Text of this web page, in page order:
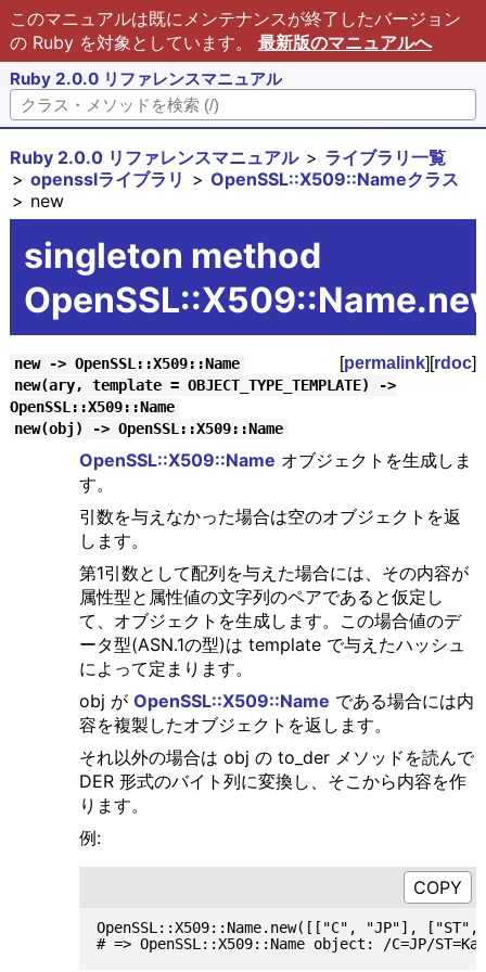
このマニュアルは既にメンテナンスが終了したバージョン
の Ruby を対象としています。 最新版のマニュアルへ
Ruby 2.0.0 リファレンスマニュアル
Ruby 2.0.0 リファレンスマニュアル
ライブラリ一覧
opensslライブラリ
OpenSSL::X509::Nameクラス
new
singleton method
new -> OpenSSL::X509::Name [permalink][rdoc]
new(ary, template = OBJECT_TYPE_TEMPLATE) ->
OpenSSL::X509::Name
new(obj) -> OpenSSL::X509::Name
OpenSSL::X509::Name オブジェクトを生成しま
す。
引数を与えなかった場合は空のオブジェクトを返
します。
第1引数として配列を与えた場合には、その内容が
属性型と属性値の文字列のペアであると仮定し
て、オブジェクトを生成します。この場合値のデ
ータ型(ASN.1の型)は template で与えたハッシュ
によって定まります。
obj が OpenSSL::X509::Name である場合には内
容を複製したオブジェクトを返します。
それ以外の場合は obj の to_der メソッドを読んで
DER 形式のバイト列に変換し、そこから内容を作
ります。
例:
OpenSSL::X509::Name.new([["C", "JP"],